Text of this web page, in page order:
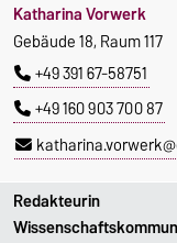
Katharina Vorwerk
Gebäude 18, Raum 117
+49 391 67-58751
+49 160 903 700 87
Redakteurin